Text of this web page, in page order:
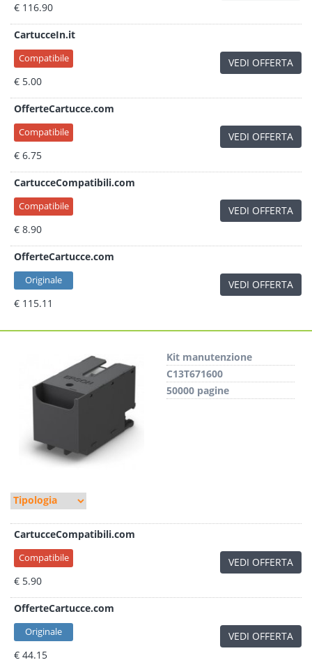
€ 116.90
CartucceIn.it
Compatibile
€ 5.00
VEDI OFFERTA
OfferteCartucce.com
Compatibile
€ 6.75
VEDI OFFERTA
CartucceCompatibili.com
Compatibile
€ 8.90
VEDI OFFERTA
OfferteCartucce.com
Originale
€ 115.11
VEDI OFFERTA
Kit manutenzione
C13T671600
50000 pagine
CartucceCompatibili.com
Compatibile
€ 5.90
VEDI OFFERTA
OfferteCartucce.com
Originale
€ 44.15
VEDI OFFERTA